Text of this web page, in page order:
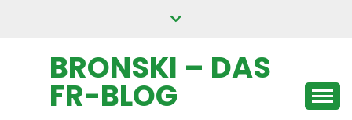
BRONSKI – DAS
FR-BLOG